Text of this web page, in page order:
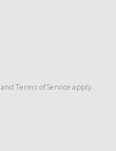
and Terms of Service apply.